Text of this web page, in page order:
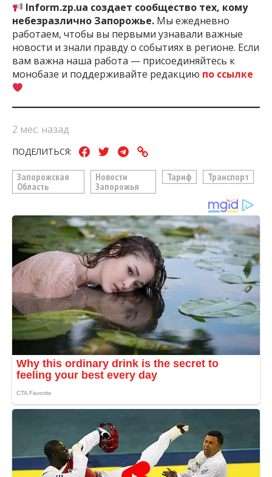
Inform.zp.ua создает сообщество тех, кому
небезразлично Запорожье. Мы ежедневно
работаем, чтобы вы первыми узнавали важные
новости и знали правду о событиях в регионе. Если
вам важна наша работа — присоединяйтесь к
монобазе и поддерживайте редакцию по ссылке
2 мес. назад
ПОДЕЛИТЬСЯ:
Запорожская
Область
Новости
Запорожья
Тариф Транспорт